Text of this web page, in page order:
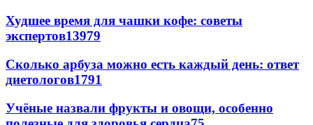
Худшее время для чашки кофе: советы
экспертов13979
Сколько арбуза можно есть каждый день: ответ
диетологов1791
Учёные назвали фрукты и овощи, особенно